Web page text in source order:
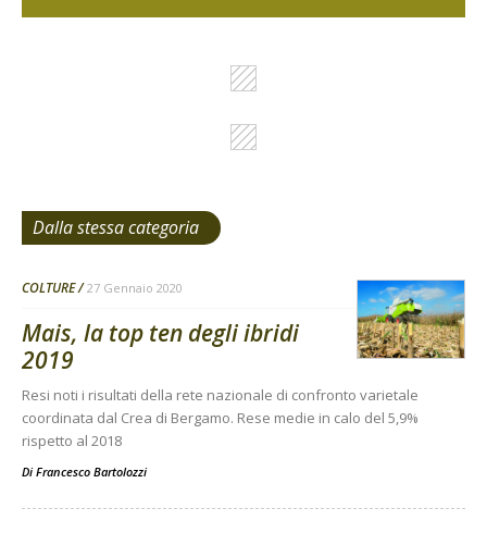
Dalla stessa categoria
COLTURE 27 Gennaio 2020
Mais, la top ten degli ibridi
2019
Resi noti i risultati della rete nazionale di confronto varietale
coordinata dal Crea di Bergamo. Rese medie in calo del 5,9%
rispetto al 2018
Di Francesco Bartolozzi